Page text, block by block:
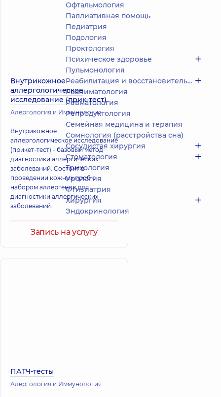
Внутрикожное
аллергологическое
исследование (прик-тест)
Алергология и Иммунология
Внутрикожное
аллергологическое исследование
(прикет-тест) - базовый метод
диагностики аллергических
заболеваний. Состоит в
проведении кожных проб с
набором аллергенов для
диагностики аллергических
заболеваний.
Запись на услугу
ПАТЧ-тесты
Алергология и Иммунология
Офтальмология
Паллиативная помощь
Педиатрия
Подология
Проктология
Психическое здоровье
Пульмонология
Реабилитация и восстановительное лечение
Реаниматология
Ревматология
Репродуктология
Семейная медицина и терапия
Сомнология (расстройства сна)
Сосудистая хирургия
Стоматология
Трихология
Урология
Фтизиатрия
Хирургия
Эндокринология